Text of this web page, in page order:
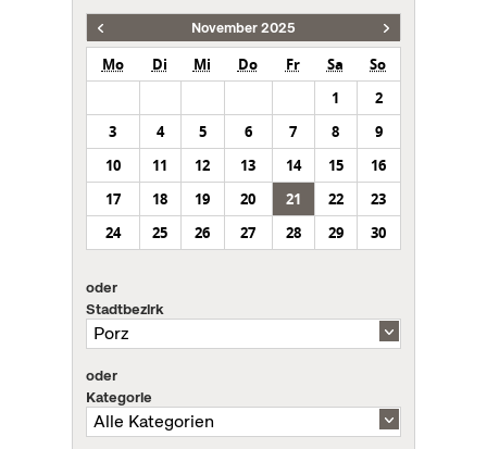
November 2025
Mo Di Mi Do Fr Sa
So
1
2
3
4 5 6 7 8
9
10
11 12 13 14 15
16
17
18 19 20 21 22
23
24
25 26 27 28 29 30
oder
Stadtbezirk
oder
Kategorie